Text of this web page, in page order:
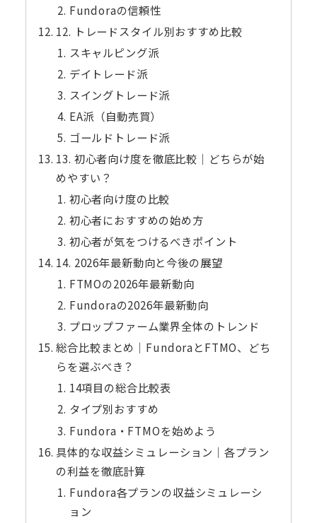
Fundoraの信頼性
12. トレードスタイル別おすすめ比較
スキャルピング派
デイトレード派
スイングトレード派
EA派（自動売買）
ゴールドトレード派
13. 初心者向け度を徹底比較｜どちらが始
めやすい？
初心者向け度の比較
初心者におすすめの始め方
初心者が気をつけるべきポイント
14. 2026年最新動向と今後の展望
FTMOの2026年最新動向
Fundoraの2026年最新動向
プロップファーム業界全体のトレンド
総合比較まとめ｜FundoraとFTMO、どち
らを選ぶべき？
14項目の総合比較表
タイプ別おすすめ
Fundora・FTMOを始めよう
具体的な収益シミュレーション｜各プラン
の利益を徹底計算
Fundora各プランの収益シミュレーシ
ョン